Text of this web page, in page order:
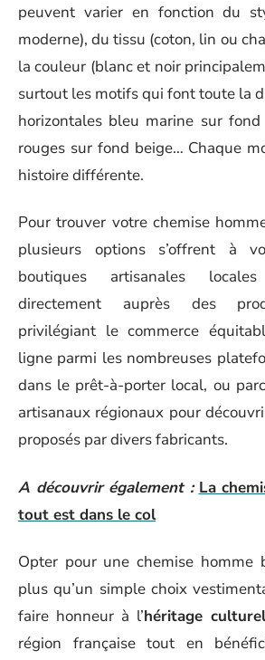
peuvent varier en fonction du
moderne), du tissu (coton, lin ou
la couleur (blanc et noir
surtout les motifs qui font toute la
horizontales bleu marine sur fond
rouges sur fond beige… Chaque
histoire différente.
Pour trouver votre chemise
plusieurs options s’offrent à
boutiques artisanales
directement auprès des
privilégiant le commerce
ligne parmi les nombreuses
dans le prêt-à-porter local, ou
artisanaux régionaux pour
proposés par divers fabricants.
A découvrir également : La
tout est dans le col
Opter pour une chemise homme
plus qu’un simple choix
faire honneur à l’héritage culturel
région française tout en